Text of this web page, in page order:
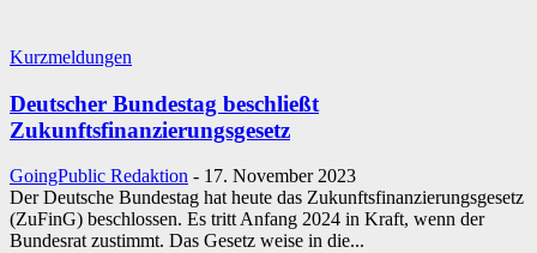
Kurzmeldungen
Deutscher Bundestag beschließt
Zukunftsfinanzierungsgesetz
GoingPublic Redaktion - 17. November 2023
Der Deutsche Bundestag hat heute das Zukunftsfinanzierungsgesetz
(ZuFinG) beschlossen. Es tritt Anfang 2024 in Kraft, wenn der
Bundesrat zustimmt. Das Gesetz weise in die...